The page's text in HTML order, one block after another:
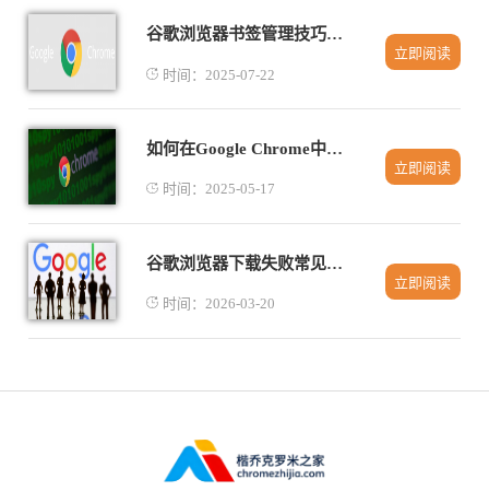
谷歌浏览器书签管理技巧详解
时间：2025-07-22
立即阅读
如何在Google Chrome中减少页面重绘的频率
时间：2025-05-17
立即阅读
谷歌浏览器下载失败常见问题排查操作技巧
时间：2026-03-20
立即阅读